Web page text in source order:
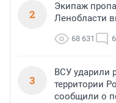
2
Экипаж
Ленобласти
68 631
3
ВСУ ударили
территории
сообщили о